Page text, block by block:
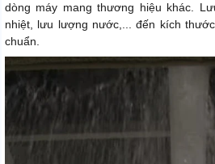
dòng máy mang thương hiệu khác.
nhiệt, lưu lượng nước,... đến kích
chuẩn.